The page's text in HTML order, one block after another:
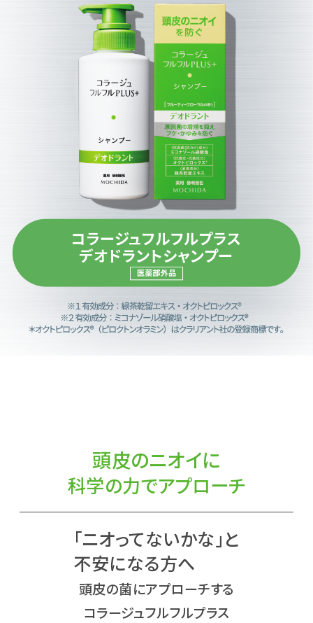
頭皮のニオイに
科学の力でアプローチ
「ニオってないかな」と
不安になる方へ
頭皮の菌にアプローチする
コラージュフルフルプラス